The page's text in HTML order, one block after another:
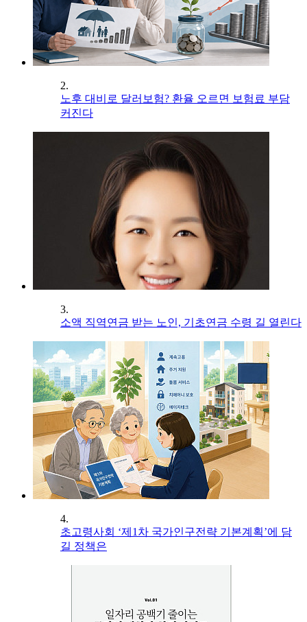
2.
노후 대비로 달러보험? 환율 오르면 보험료 부담
커진다
3.
소액 직역연금 받는 노인, 기초연금 수령 길 열린다
4.
초고령사회 ‘제1차 국가인구전략 기본계획’에 담
길 정책은